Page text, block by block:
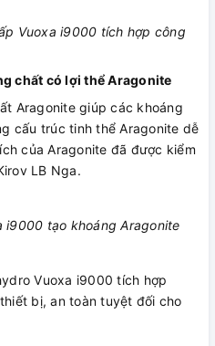
Vuoxa i9000 tích hợp công
chất có lợi thể Aragonite
Aragonite giúp các khoáng
cấu trúc tinh thể Aragonite dễ
của Aragonite đã được kiểm
LB Nga.
i9000 tạo khoáng Aragonite
Vuoxa i9000 tích hợp
bị, an toàn tuyệt đối cho